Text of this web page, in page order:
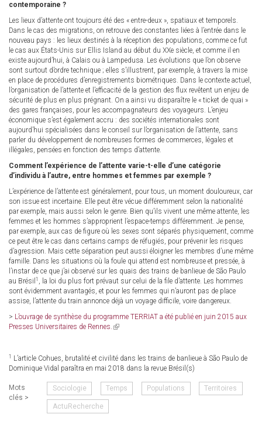
contemporaine ?
Les lieux d’attente ont toujours été des « entre-deux », spatiaux et temporels.
Dans le cas des migrations, on retrouve des constantes liées à l’entrée dans le
nouveau pays : les lieux destinés à la réception des populations, comme ce fut
le cas aux États-Unis sur Ellis Island au début du XXe siècle, et comme il en
existe aujourd’hui, à Calais ou à Lampedusa. Les évolutions que l’on observe
sont surtout d’ordre technique ; elles s’illustrent, par exemple, à travers la mise
en place de procédures d’enregistrements biométriques. Dans le contexte actuel,
l’organisation de l’attente et l’efficacité de la gestion des flux revêtent un enjeu de
sécurité de plus en plus prégnant. On a ainsi vu disparaître le « ticket de quai »
des gares françaises, pour les accompagnateurs des voyageurs. L’enjeu
économique s’est également accru : des sociétés internationales sont
aujourd’hui spécialisées dans le conseil sur l’organisation de l’attente, sans
parler du développement de nombreuses formes de commerces, légales et
illégales, pensées en fonction des temps d’attente.
Comment l’expérience de l’attente varie-t-elle d’une catégorie
d’individu à l’autre, entre hommes et femmes par exemple ?
L’expérience de l’attente est généralement, pour tous, un moment douloureux, car
son issue est incertaine. Elle peut être vécue différemment selon la nationalité
par exemple, mais aussi selon le genre. Bien qu’ils vivent une même attente, les
femmes et les hommes s’approprient l’espace-temps différemment. Je pense,
par exemple, aux cas de figure où les sexes sont séparés physiquement, comme
ce peut être le cas dans certains camps de réfugiés, pour prévenir les risques
d’agression. Mais cette séparation peut aussi éloigner les membres d’une même
famille. Dans les situations où la foule qui attend est nombreuse et pressée, à
l’instar de ce que j’ai observé sur les quais des trains de banlieue de São Paulo
au Brésil 1 , la loi du plus fort prévaut sur celui de la file d’attente. Les hommes
sont évidemment avantagés, et pour les femmes qui n’auront pas de place
assise, l’attente du train annonce déjà un voyage difficile, voire dangereux.
> L’ouvrage de synthèse du programme TERRIAT a été publié en juin 2015 aux
Presses Universitaires de Rennes. (link
1
L’article Cohues, brutalité et civilité dans les trains de banlieue à São Paulo de
Dominique Vidal paraîtra en mai 2018 dans la revue Brésil(s)
Mots
clés >
Sociologie Temps Populations Territoires
ActuRecherche